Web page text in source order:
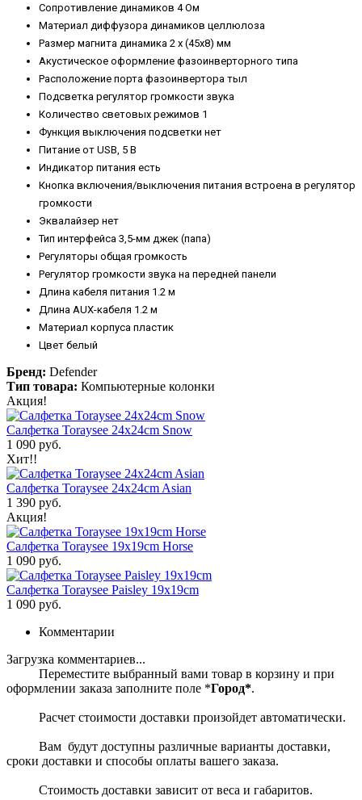
Сопротивление динамиков 4 Ом
Материал диффузора динамиков целлюлоза
Размер магнита динамика 2 x (45x8) мм
Акустическое оформление фазоинверторного типа
Расположение порта фазоинвертора тыл
Подсветка регулятор громкости звука
Количество световых режимов 1
Функция выключения подсветки нет
Питание от USB, 5 В
Индикатор питания есть
Кнопка включения/выключения питания встроена в регулятор
громкости
Эквалайзер нет
Тип интерфейса 3,5-мм джек (папа)
Регуляторы общая громкость
Регулятор громкости звука на передней панели
Длина кабеля питания 1.2 м
Длина AUX-кабеля 1.2 м
Материал корпуса пластик
Цвет белый
Бренд: Defender
Тип товара: Компьютерные колонки
Акция!
Салфетка Toraysee 24x24cm Snow
1 090 руб.
Хит!!
Салфетка Toraysee 24x24cm Asian
1 390 руб.
Акция!
Салфетка Toraysee 19x19cm Horse
1 090 руб.
Салфетка Toraysee Paisley 19x19cm
1 090 руб.
Комментарии
Загрузка комментариев...
Переместите выбранный вами товар в корзину и при
оформлении заказа заполните поле *Город*.
Расчет стоимости доставки произойдет автоматически.
Вам будут доступны различные варианты доставки,
сроки доставки и способы оплаты вашего заказа.
Стоимость доставки зависит от веса и габаритов.